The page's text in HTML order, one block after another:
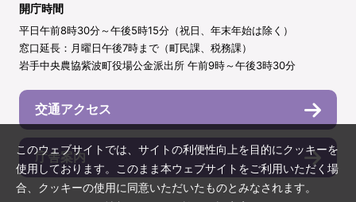
開庁時間
平日午前8時30分～午後5時15分（祝日、年末年始は除く）
窓口延長：月曜日午後7時まで（町民課、税務課）
岩手中央農協紫波町役場公金派出所 午前9時～午後3時30分
交通アクセス
庁舎案内
このウェブサイトでは、サイトの利便性向上を目的にクッキーを
使用しております。このまま本ウェブサイトをご利用いただく場
合、クッキーの使用に同意いただいたものとみなされます。